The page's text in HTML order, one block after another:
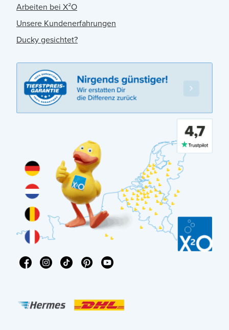
Arbeiten bei X²O
Unsere Kundenerfahrungen
Ducky gesichtet?